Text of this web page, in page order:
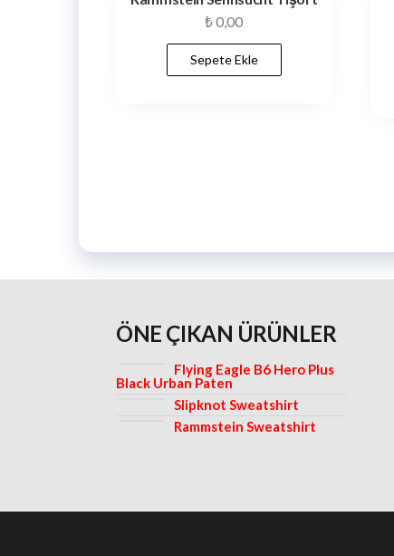
₺0,00
Sepete Ekle
ÖNE ÇIKAN ÜRÜNLER
Flying Eagle B6 Hero Plus
Black Urban Paten
Slipknot Sweatshirt
Rammstein Sweatshirt